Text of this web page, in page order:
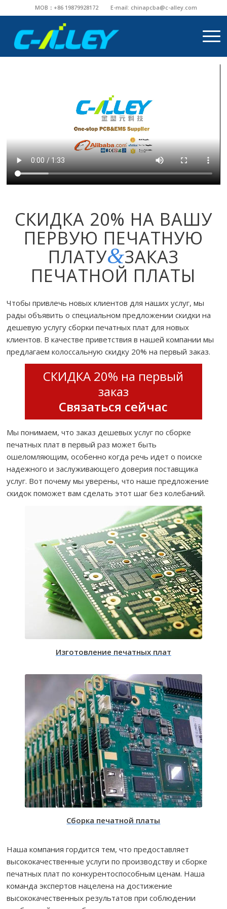
MOB：+86 19879928172 E-mail: chinapcba@c-alley.com
СКИДКА 20% НА ВАШУ
ПЕРВУЮ ПЕЧАТНУЮ
ПЛАТУ&ЗАКАЗ
ПЕЧАТНОЙ ПЛАТЫ
Чтобы привлечь новых клиентов для наших услуг, мы
рады объявить о специальном предложении скидки на
дешевую услугу сборки печатных плат для новых
клиентов. В качестве приветствия в нашей компании мы
предлагаем колоссальную скидку 20% на первый заказ.
СКИДКА 20% на первый
заказ
Связаться сейчас
Мы понимаем, что заказ дешевых услуг по сборке
печатных плат в первый раз может быть
ошеломляющим, особенно когда речь идет о поиске
надежного и заслуживающего доверия поставщика
услуг. Вот почему мы уверены, что наше предложение
скидок поможет вам сделать этот шаг без колебаний.
Изготовление печатных плат
Сборка печатной платы
Наша компания гордится тем, что предоставляет
высококачественные услуги по производству и сборке
печатных плат по конкурентоспособным ценам. Наша
команда экспертов нацелена на достижение
высококачественных результатов при соблюдении